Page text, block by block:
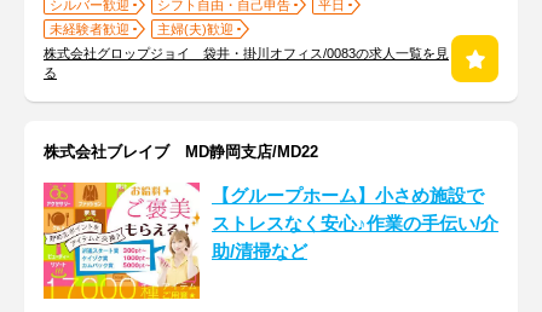
シルバー歓迎 シフト自由・自己申告
平日
未経験者歓迎
主婦(夫)歓迎
株式会社グロップジョイ 袋井・掛川オフィス/0083の求人一覧を見
る
株式会社ブレイブ MD静岡支店/MD22
【グループホーム】小さめ施設で
ストレスなく安心♪作業の手伝い/介
助/清掃など